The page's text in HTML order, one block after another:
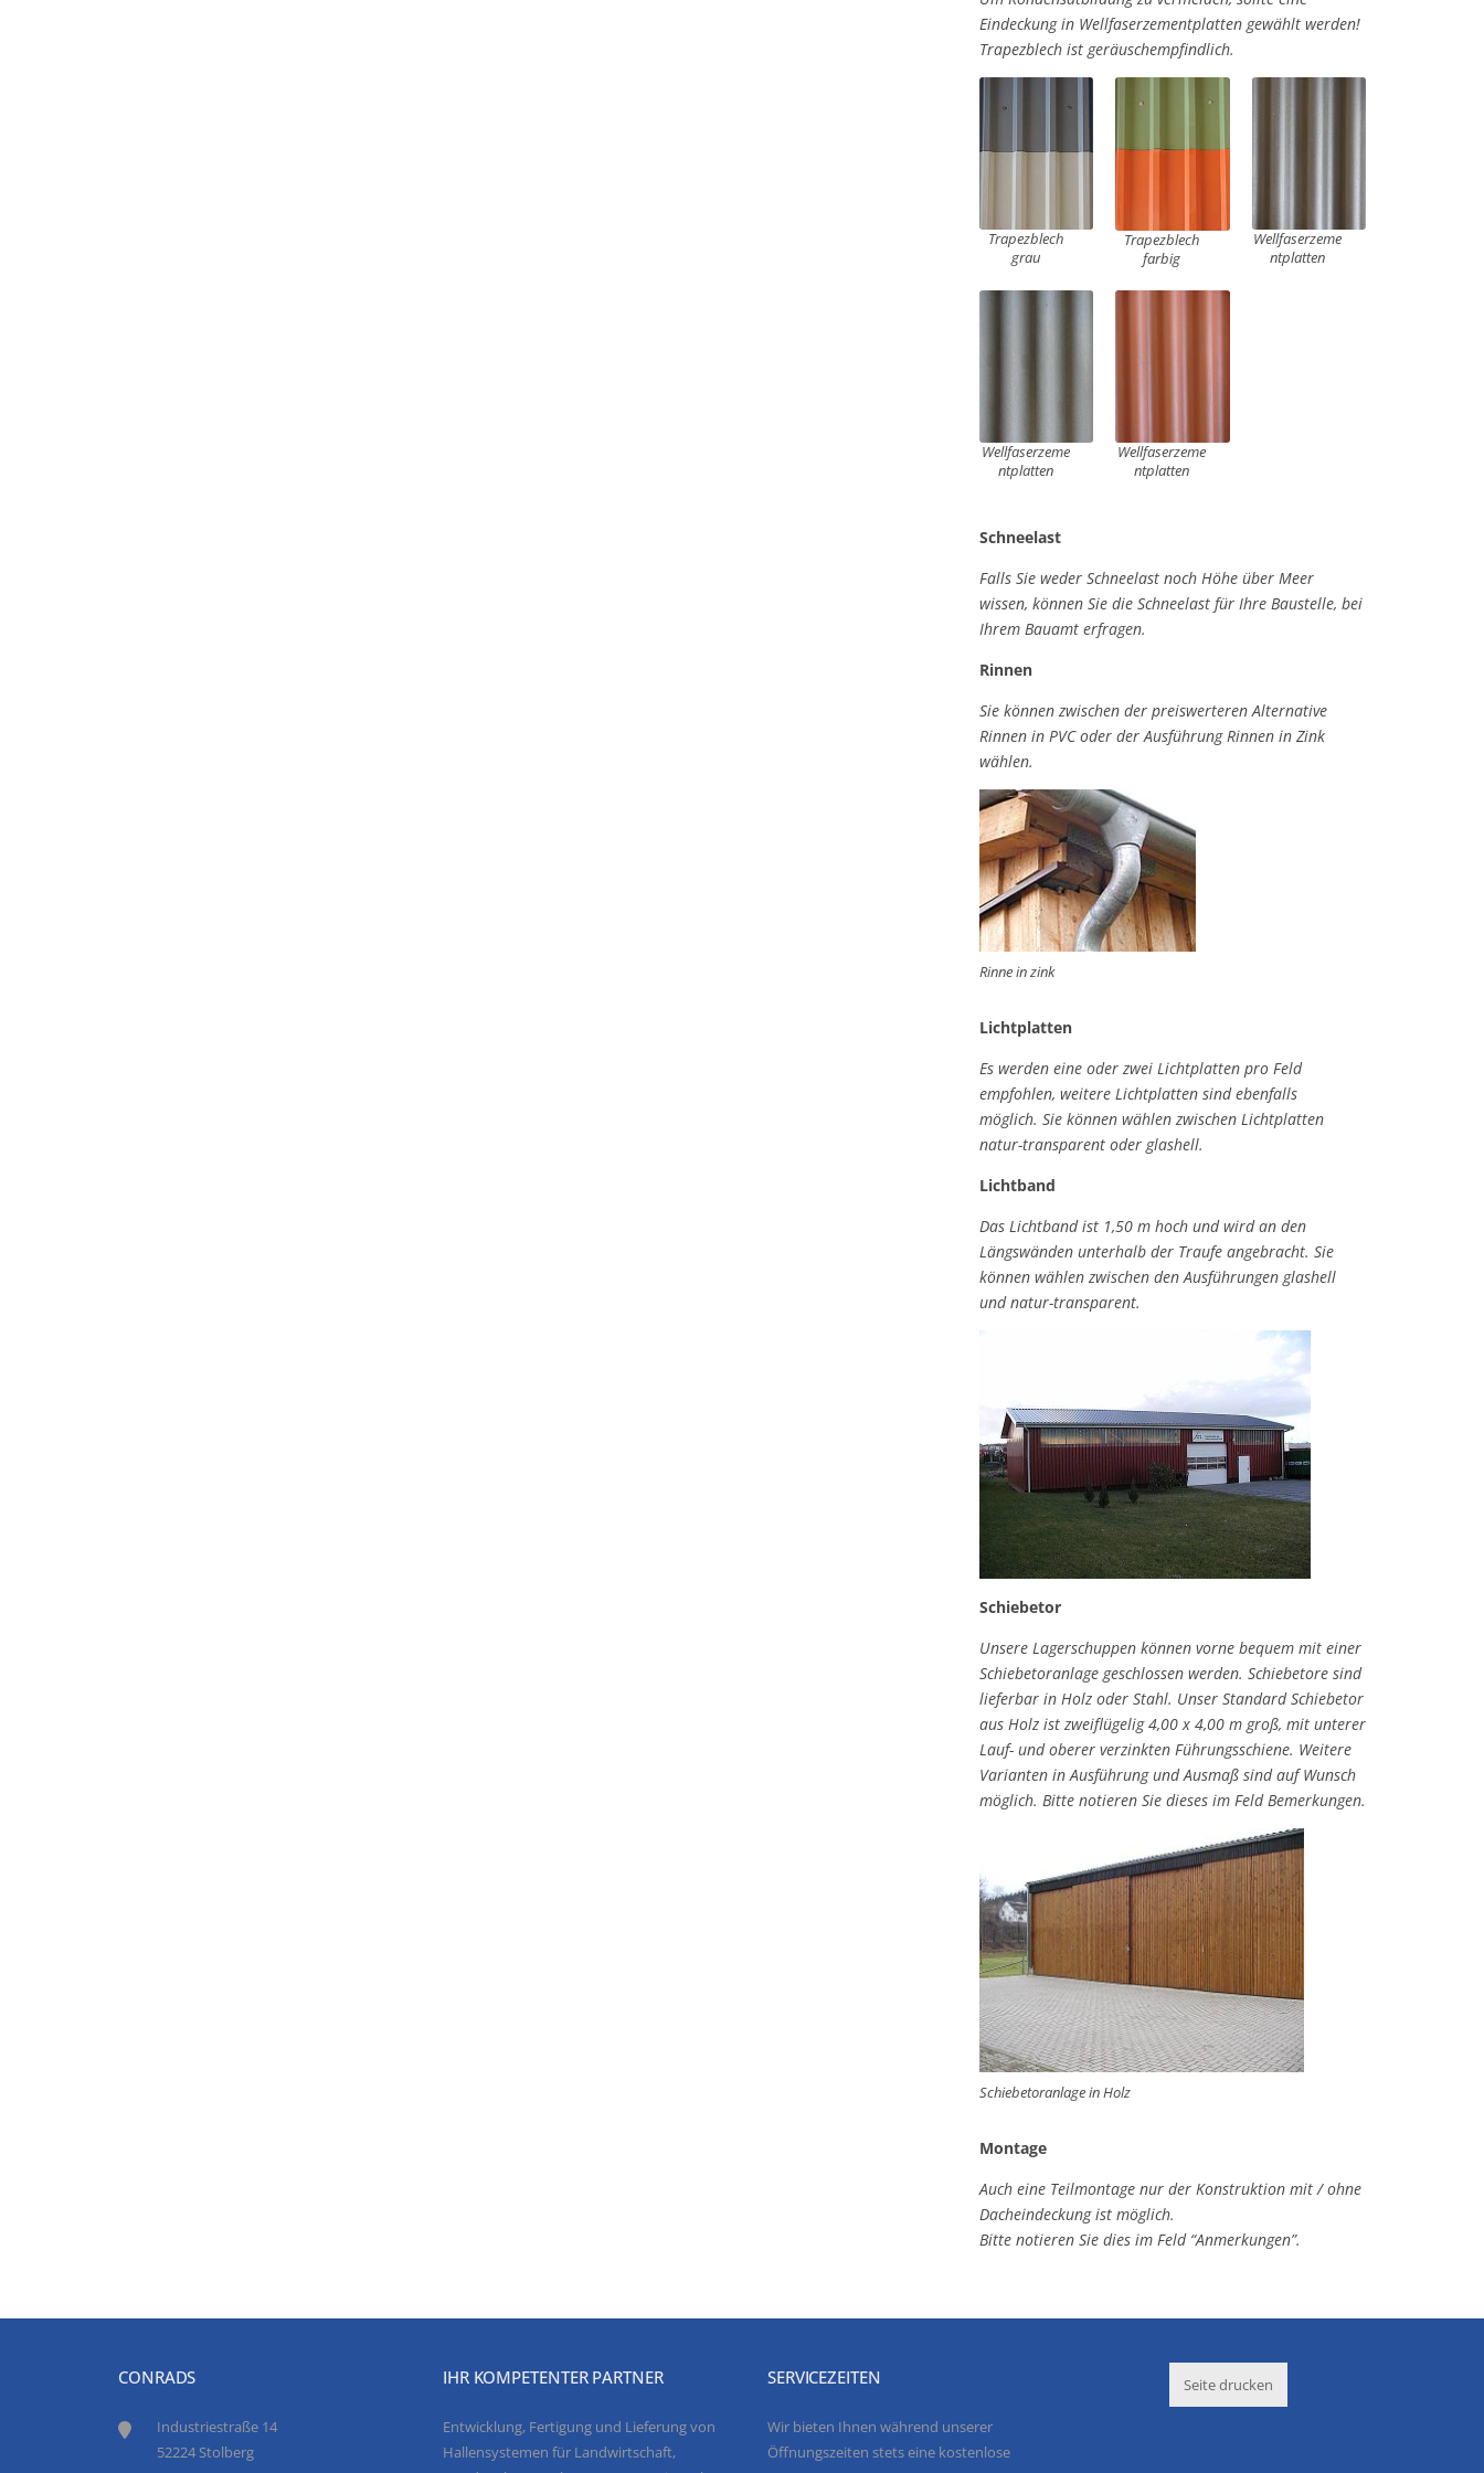
Eindeckung in Wellfaserzementplatten gewählt werden!
Trapezblech ist geräuschempfindlich.
Trapezblech
grau
Trapezblech
farbig
Wellfaserzeme
ntplatten
Wellfaserzeme
ntplatten
Wellfaserzeme
ntplatten
Schneelast
Falls Sie weder Schneelast noch Höhe über Meer
wissen, können Sie die Schneelast für Ihre Baustelle, bei
Ihrem Bauamt erfragen.
Rinnen
Sie können zwischen der preiswerteren Alternative
Rinnen in PVC oder der Ausführung Rinnen in Zink
wählen.
Rinne in zink
Lichtplatten
Es werden eine oder zwei Lichtplatten pro Feld
empfohlen, weitere Lichtplatten sind ebenfalls
möglich. Sie können wählen zwischen Lichtplatten
natur-transparent oder glashell.
Lichtband
Das Lichtband ist 1,50 m hoch und wird an den
Längswänden unterhalb der Traufe angebracht. Sie
können wählen zwischen den Ausführungen glashell
und natur-transparent.
Schiebetor
Unsere Lagerschuppen können vorne bequem mit einer
Schiebetoranlage geschlossen werden. Schiebetore sind
lieferbar in Holz oder Stahl. Unser Standard Schiebetor
aus Holz ist zweiflügelig 4,00 x 4,00 m groß, mit unterer
Lauf- und oberer verzinkten Führungsschiene. Weitere
Varianten in Ausführung und Ausmaß sind auf Wunsch
möglich. Bitte notieren Sie dieses im Feld Bemerkungen.
Schiebetoranlage in Holz
Montage
Auch eine Teilmontage nur der Konstruktion mit / ohne
Dacheindeckung ist möglich.
Bitte notieren Sie dies im Feld “Anmerkungen”.
CONRADS
Industriestraße 14
52224 Stolberg
IHR KOMPETENTER PARTNER
Entwicklung, Fertigung und Lieferung von
Hallensystemen für Landwirtschaft,
SERVICEZEITEN
Wir bieten Ihnen während unserer
Öffnungszeiten stets eine kostenlose
Seite drucken